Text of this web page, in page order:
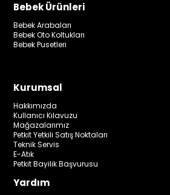
Bebek Ürünleri
Bebek Arabaları
Bebek Oto Koltukları
Bebek Pusetleri
Kurumsal
Hakkımızda
Kullanıcı Kılavuzu
Mağazalarımız
Petkit Yetkili Satış Noktaları
Teknik Servis
E-Atık
Petkit Bayilik Başvurusu
Yardım